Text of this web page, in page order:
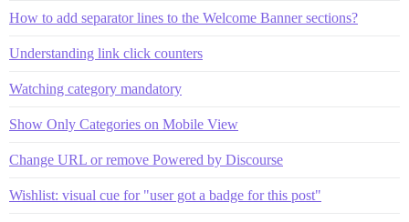
How to add separator lines to the Welcome Banner sections?
Understanding link click counters
Watching category mandatory
Show Only Categories on Mobile View
Change URL or remove Powered by Discourse
Wishlist: visual cue for "user got a badge for this post"